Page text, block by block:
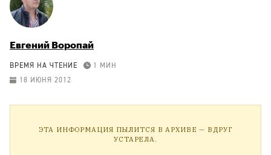
Евгений Воропай
ВРЕМЯ НА ЧТЕНИЕ
1 МИН
18 ИЮНЯ 2012
ЭТА ИНФОРМАЦИЯ ПЫЛИТСЯ В АРХИВЕ — ВДРУГ
УСТАРЕЛА.